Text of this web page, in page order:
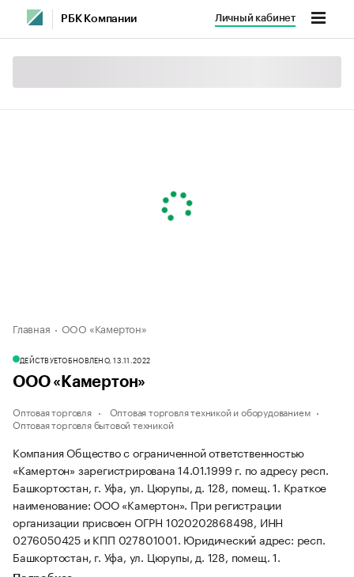
РБК Компании Личный кабинет
Главная ООО «Камертон»
ДЕЙСТВУЕТОБНОВЛЕНО, 13.11.2022
ООО «Камертон»
Оптовая торговля
Оптовая торговля техникой и оборудованием
Оптовая торговля бытовой техникой
Компания Общество с ограниченной ответственностью
«Камертон» зарегистрирована 14.01.1999 г. по адресу респ.
Башкортостан, г. Уфа, ул. Цюрупы, д. 128, помещ. 1. Краткое
наименование: ООО «Камертон». При регистрации
организации присвоен ОГРН 1020202868498, ИНН
0276050425 и КПП 027801001. Юридический адрес: респ.
Башкортостан, г. Уфа, ул. Цюрупы, д. 128, помещ. 1.